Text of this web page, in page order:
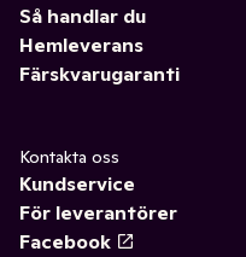
Så handlar du
Hemleverans
Färskvarugaranti
Kontakta oss
Kundservice
För leverantörer
Facebook